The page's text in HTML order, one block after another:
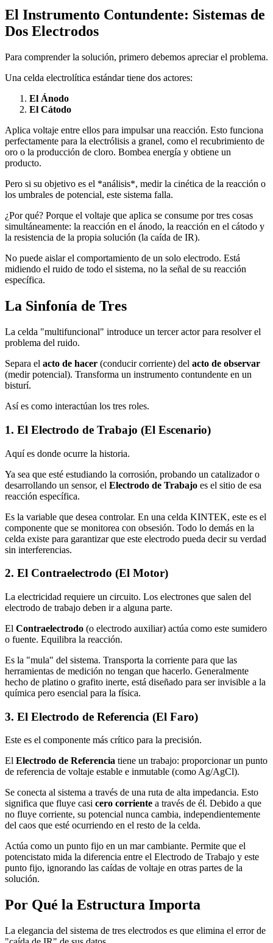
El Instrumento Contundente: Sistemas de
Dos Electrodos
Para comprender la solución, primero debemos apreciar el problema.
Una celda electrolítica estándar tiene dos actores:
El Ánodo
El Cátodo
Aplica voltaje entre ellos para impulsar una reacción. Esto funciona
perfectamente para la electrólisis a granel, como el recubrimiento de
oro o la producción de cloro. Bombea energía y obtiene un
producto.
Pero si su objetivo es el *análisis*, medir la cinética de la reacción o
los umbrales de potencial, este sistema falla.
¿Por qué? Porque el voltaje que aplica se consume por tres cosas
simultáneamente: la reacción en el ánodo, la reacción en el cátodo y
la resistencia de la propia solución (la caída de IR).
No puede aislar el comportamiento de un solo electrodo. Está
midiendo el ruido de todo el sistema, no la señal de su reacción
específica.
La Sinfonía de Tres
La celda "multifuncional" introduce un tercer actor para resolver el
problema del ruido.
Separa el acto de hacer (conducir corriente) del acto de observar
(medir potencial). Transforma un instrumento contundente en un
bisturí.
Así es como interactúan los tres roles.
1. El Electrodo de Trabajo (El Escenario)
Aquí es donde ocurre la historia.
Ya sea que esté estudiando la corrosión, probando un catalizador o
desarrollando un sensor, el Electrodo de Trabajo es el sitio de esa
reacción específica.
Es la variable que desea controlar. En una celda KINTEK, este es el
componente que se monitorea con obsesión. Todo lo demás en la
celda existe para garantizar que este electrodo pueda decir su verdad
sin interferencias.
2. El Contraelectrodo (El Motor)
La electricidad requiere un circuito. Los electrones que salen del
electrodo de trabajo deben ir a alguna parte.
El Contraelectrodo (o electrodo auxiliar) actúa como este sumidero
o fuente. Equilibra la reacción.
Es la "mula" del sistema. Transporta la corriente para que las
herramientas de medición no tengan que hacerlo. Generalmente
hecho de platino o grafito inerte, está diseñado para ser invisible a la
química pero esencial para la física.
3. El Electrodo de Referencia (El Faro)
Este es el componente más crítico para la precisión.
El Electrodo de Referencia tiene un trabajo: proporcionar un punto
de referencia de voltaje estable e inmutable (como Ag/AgCl).
Se conecta al sistema a través de una ruta de alta impedancia. Esto
significa que fluye casi cero corriente a través de él. Debido a que
no fluye corriente, su potencial nunca cambia, independientemente
del caos que esté ocurriendo en el resto de la celda.
Actúa como un punto fijo en un mar cambiante. Permite que el
potencistato mida la diferencia entre el Electrodo de Trabajo y este
punto fijo, ignorando las caídas de voltaje en otras partes de la
solución.
Por Qué la Estructura Importa
La elegancia del sistema de tres electrodos es que elimina el error de